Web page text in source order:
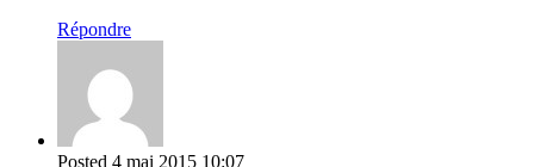
Répondre
Posted 4 mai 2015 10:07